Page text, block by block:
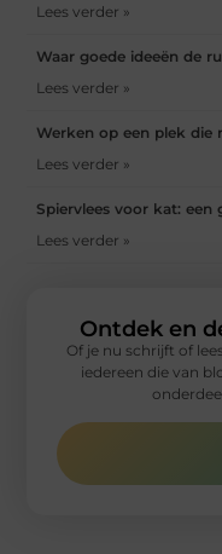
Lees verder »
Waar goede ideeën de
Lees verder »
Werken op een plek die
Lees verder »
Spiervlees voor kat: een
Lees verder »
Ontdek en
Of je nu schrijft of
iedereen die van